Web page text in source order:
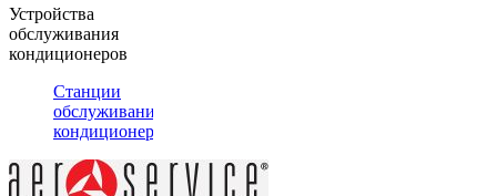
Устройства
обслуживания
кондиционеров
Станции
обслуживания
кондиционеров